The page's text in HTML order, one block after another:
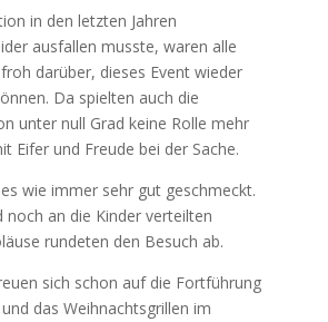
in den letzten Jahren
ausfallen musste, waren alle
darüber, dieses Event wieder
Da spielten auch die
unter null Grad keine Rolle mehr
Eifer und Freude bei der Sache.
wie immer sehr gut geschmeckt.
noch an die Kinder verteilten
rundeten den Besuch ab.
sich schon auf die Fortführung
das Weihnachtsgrillen im